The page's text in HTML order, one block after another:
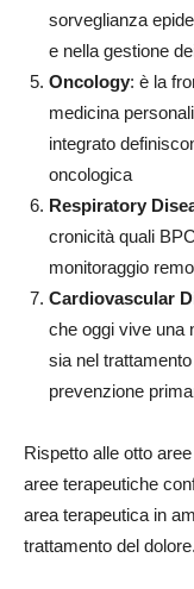
sorveglianza
e nella gestione
Oncology: è la
medicina
integrato
oncologica
Respiratory
cronicità quali
monitoraggio
Cardiovascular
che oggi vive una
sia nel
prevenzione
Rispetto alle otto
aree terapeutiche
area terapeutica in
trattamento del dolore.